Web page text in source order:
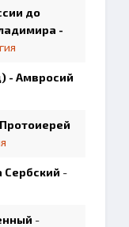
до
-
- Амвросий
Сербский -
-